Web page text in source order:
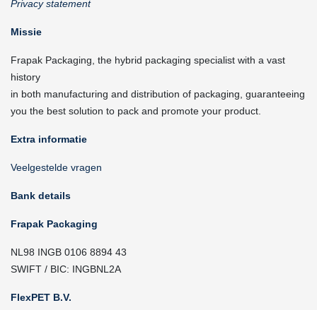
Privacy statement
Missie
Frapak Packaging, the hybrid packaging specialist with a vast
history
in both manufacturing and distribution of packaging, guaranteeing
you the best solution to pack and promote your product.
Extra informatie
Veelgestelde vragen
Bank details
Frapak Packaging
NL98 INGB 0106 8894 43
SWIFT / BIC: INGBNL2A
FlexPET B.V.